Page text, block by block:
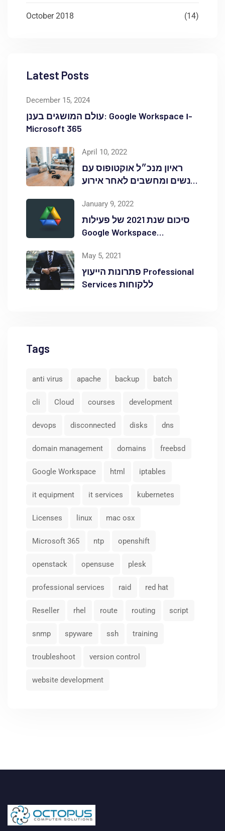
October 2018 (14)
Latest Posts
December 15, 2024
עולם המושגים בענן: Google Workspace ו-
Microsoft 365
April 10, 2022
ראיון מנכ״ל אוקטופוס עם
אנשים ומחשבים לאחר אירוע
January 9, 2022
סיכום שנת 2021 של פעילות
Google Workspace
May 5, 2021
פתרונות הייעוץ Professional
Services ללקוחות
Tags
anti virus apache backup batch
cli Cloud courses development
devops disconnected disks dns
domain management domains freebsd
Google Workspace html iptables
it equipment it services kubernetes
Licenses linux mac osx
Microsoft 365 ntp openshift
openstack opensuse plesk
professional services raid red hat
Reseller rhel route routing script
snmp spyware ssh training
troubleshoot version control
website development